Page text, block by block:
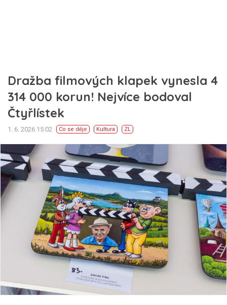
Dražba filmových klapek vynesla 4
314 000 korun! Nejvíce bodoval
Čtyřlístek
1. 6. 2026 15:02 Co se děje Kultura ZL